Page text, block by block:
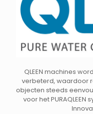
QLEEN machines
verbeterd, waardoor
objecten steeds
voor het